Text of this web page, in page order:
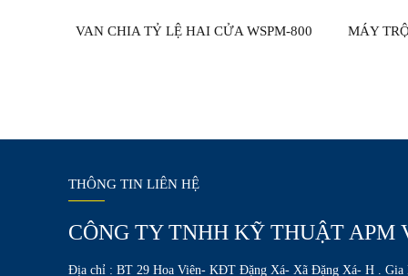
VAN CHIA TỶ LỆ HAI CỬA WSPM-800
THÔNG TIN LIÊN HỆ
CÔNG TY TNHH KỸ THUẬT APM
Địa chỉ : BT 29 Hoa Viên- KĐT Đặng Xá- Xã Đặng Xá- H . Gia